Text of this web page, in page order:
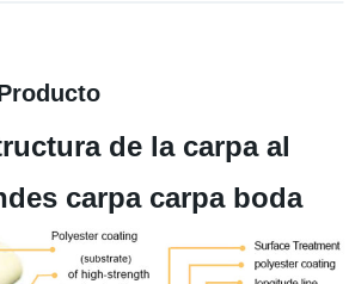
de la carpa al
carpa carpa boda